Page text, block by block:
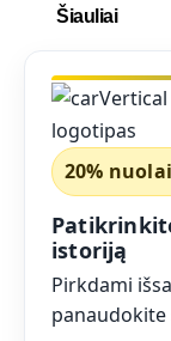
Šiauliai
20%
istoriją
Pirkdami
panaudokite